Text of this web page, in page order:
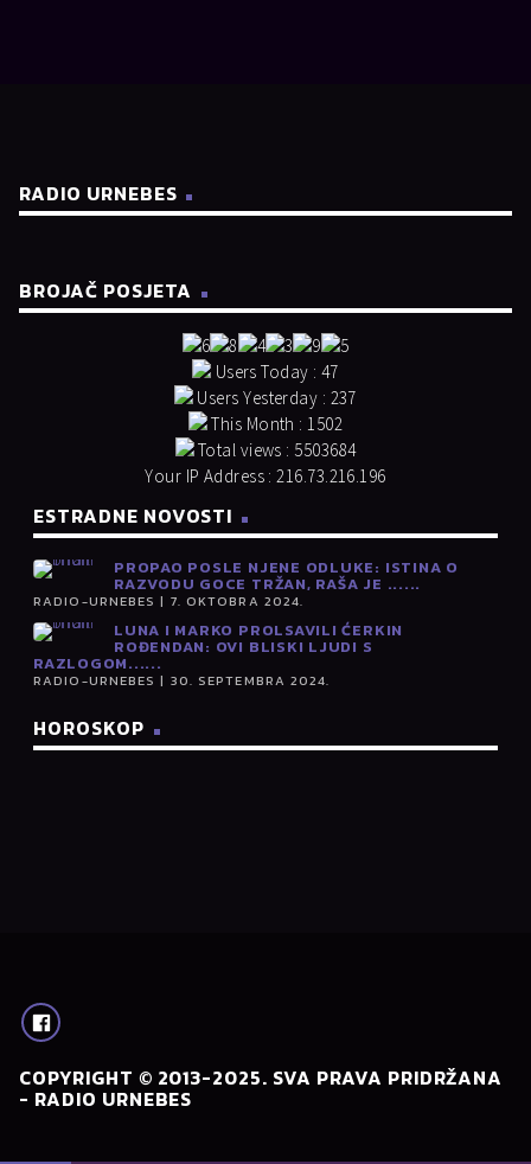
RADIO URNEBES
BROJAČ POSJETA
Users Today : 47
Users Yesterday : 237
This Month : 1502
Total views : 5503684
Your IP Address : 216.73.216.196
ESTRADNE NOVOSTI
PROPAO POSLE NJENE ODLUKE: ISTINA O
RAZVODU GOCE TRŽAN, RAŠA JE ......
RADIO-URNEBES | 7. OKTOBRA 2024.
LUNA I MARKO PROLSAVILI ĆERKIN
ROĐENDAN: OVI BLISKI LJUDI S
RAZLOGOM......
RADIO-URNEBES | 30. SEPTEMBRA 2024.
HOROSKOP
COPYRIGHT © 2013-2025. SVA PRAVA PRIDRŽANA
- RADIO URNEBES